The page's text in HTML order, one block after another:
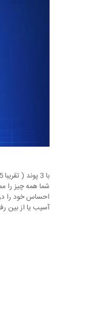
با 3 پوند ( تقریبا 1.5 کیلوگرم ) ،
شما همه چیز را
احساس خود را
آسیب یا از بین